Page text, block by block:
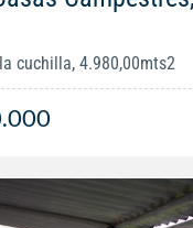
cuchilla, 4.980,00mts2